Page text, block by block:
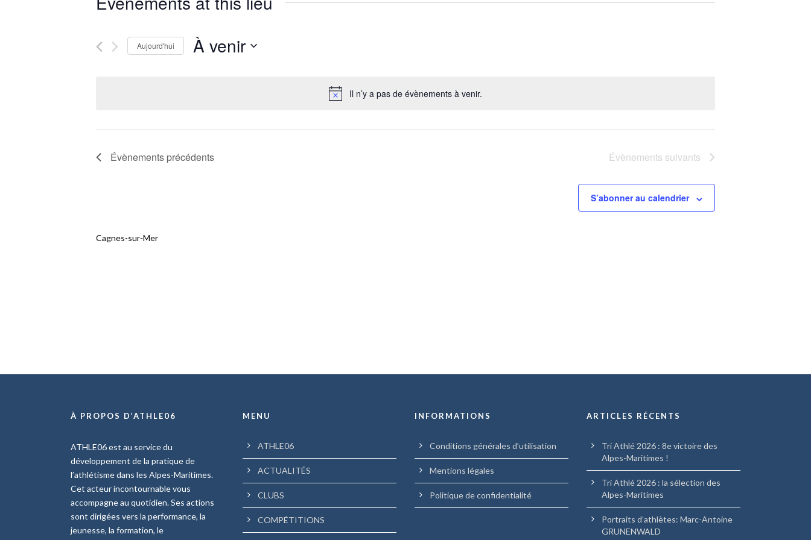
Il n’y a pas de évènements à venir.
Aujourd'hui À venir
Évènements précédents Évènements suivants
S’abonner au calendrier
Cagnes-sur-Mer
À PROPOS D’ATHLE06
ATHLE06 est au service du
développement de la pratique de
l’athlétisme dans les Alpes-Maritimes.
Cet acteur incontournable vous
accompagne au quotidien. Ses actions
sont dirigées vers la performance, la
jeunesse, la formation, le
MENU
ATHLE06
ACTUALITÉS
CLUBS
COMPÉTITIONS
INFORMATIONS
Conditions générales d’utilisation
Mentions légales
Politique de confidentialité
ARTICLES RÉCENTS
Tri Athlé 2026 : 8e victoire des
Alpes-Maritimes !
Tri Athlé 2026 : la sélection des
Alpes-Maritimes
Portraits d’athlètes: Marc-Antoine
GRUNENWALD